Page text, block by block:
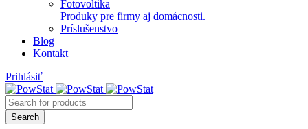
Fotovoltika
Produky pre firmy aj domácnosti.
Príslušenstvo
Blog
Kontakt
Prihlásiť